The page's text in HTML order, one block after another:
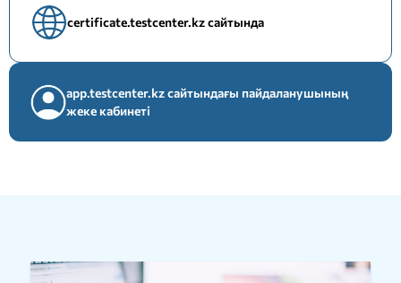
certificate.testcenter.kz сайтында
app.testcenter.kz сайтындағы пайдаланушының
жеке кабинеті